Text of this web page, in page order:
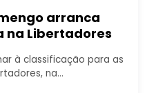
arranca
na Libertadores
à classificação para as
na…